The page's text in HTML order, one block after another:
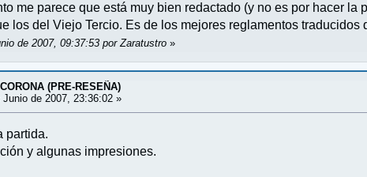
me parece que está muy bien redactado (y no es por hacer la
los del Viejo Tercio. Es de los mejores reglamentos traducidos
de 2007, 09:37:53 por Zaratustro »
(PRE-RESEÑA)
Junio de 2007, 23:36:02 »
partida.
y algunas impresiones.